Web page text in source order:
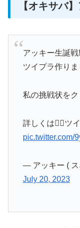
【オキサバ
アッキー生誕戦
ツイプラ作りま
私の挑戦状を
詳しくは👇🏻ツ
pic.twitter.com/
— アッキー ( ス
July 20, 2023